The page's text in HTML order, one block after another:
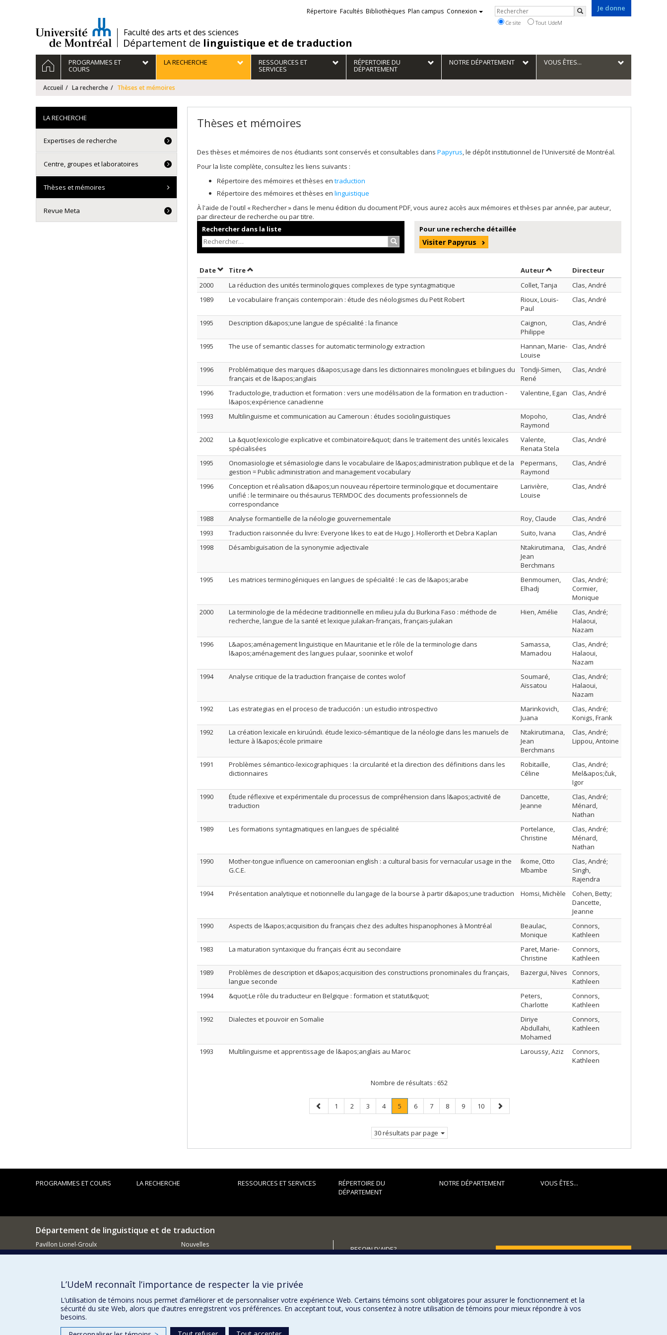
/Faculté des arts et des sciences
Département de linguistique et de traduction
Je donne
Liens
externes
Répertoire Facultés Bibliothèques Plan campus Connexion Rechercher
Rechercher
Ce site Tout UdeM
Navigation
principale
ACCUEILPROGRAMMES ET
COURS
LA RECHERCHE RESSOURCES ET
SERVICES
RÉPERTOIRE DU
DÉPARTEMENT
NOTRE DÉPARTEMENT VOUS ÊTES...
Accueil La recherche Thèses et mémoires
Thèses et mémoires
Des thèses et mémoires de nos étudiants sont conservés et consultables dans Papyrus, le dépôt institutionnel de l'Université de Montréal.
Pour la liste complète, consultez les liens suivants :
Répertoire des mémoires et thèses en traduction
Répertoire des mémoires et thèses en linguistique
À l'aide de l'outil « Rechercher » dans le menu édition du document PDF, vous aurez accès aux mémoires et thèses par année, par auteur,
par directeur de recherche ou par titre.
Rechercher dans la liste
Rechercher…
Pour une recherche détaillée
Visiter Papyrus
DateTrier par date en ordre croissant
TitreTrier par titre en ordre croissant AuteurTrier par auteur en ordre croissant
Directeur
2000
La réduction des unités terminologiques complexes de type syntagmatique Collet, Tanja
Clas, André
1989
Le vocabulaire français contemporain : étude des néologismes du Petit Robert
Rioux, Louis-
Paul
Clas, André
1995 Description d&apos;une langue de spécialité : la finance
Caignon,
Philippe
Clas, André
1995 The use of semantic classes for automatic terminology extraction
Hannan, Marie-
Louise
Clas, André
1996
Problématique des marques d&apos;usage dans les dictionnaires monolingues et bilingues du
français et de l&apos;anglais
Tondji-Simen,
René
Clas, André
1996
Traductologie, traduction et formation : vers une modélisation de la formation en traduction -
l&apos;expérience canadienne
Valentine, Egan Clas, André
1993 Multilinguisme et communication au Cameroun : études sociolinguistiques
Mopoho,
Raymond
Clas, André
2002
La &quot;lexicologie explicative et combinatoire&quot; dans le traitement des unités lexicales
spécialisées
Valente,
Renata Stela
Clas, André
1995
Onomasiologie et sémasiologie dans le vocabulaire de l&apos;administration publique et de la
gestion = Public administration and management vocabulary
Pepermans,
Raymond
Clas, André
1996
Conception et réalisation d&apos;un nouveau répertoire terminologique et documentaire
unifié : le terminaire ou thésaurus TERMDOC des documents professionnels de
correspondance
Larivière,
Louise
Clas, André
1988 Analyse formantielle de la néologie gouvernementale Roy, Claude
Clas, André
1993
Traduction raisonnée du livre: Everyone likes to eat de Hugo J. Hollerorth et Debra Kaplan Suito, Ivana
Clas, André
1998
Désambiguïsation de la synonymie adjectivale
Ntakirutimana,
Jean
Berchmans
Clas, André
1995 Les matrices terminogéniques en langues de spécialité : le cas de l&apos;arabe
Benmoumen,
Elhadj
Clas, André;
Cormier,
Monique
2000
La terminologie de la médecine traditionnelle en milieu jula du Burkina Faso : méthode de
recherche, langue de la santé et lexique julakan-français, français-julakan
Hien, Amélie
Clas, André;
Halaoui,
Nazam
1996
L&apos;aménagement linguistique en Mauritanie et le rôle de la terminologie dans
l&apos;aménagement des langues pulaar, sooninke et wolof
Samassa,
Mamadou
Clas, André;
Halaoui,
Nazam
1994
Analyse critique de la traduction française de contes wolof
Soumaré,
Aïssatou
Clas, André;
Halaoui,
Nazam
1992
Las estrategias en el proceso de traducción : un estudio introspectivo
Marinkovich,
Juana
Clas, André;
Konigs, Frank
1992
La création lexicale en kiruúndi. étude lexico-sémantique de la néologie dans les manuels de
lecture à l&apos;école primaire
Ntakirutimana,
Jean
Berchmans
Clas, André;
Lippou, Antoine
1991
Problèmes sémantico-lexicographiques : la circularité et la direction des définitions dans les
dictionnaires
Robitaille,
Céline
Clas, André;
Mel&apos;čuk,
Igor
1990
Étude réflexive et expérimentale du processus de compréhension dans l&apos;activité de
traduction
Dancette,
Jeanne
Clas, André;
Ménard,
Nathan
1989
Les formations syntagmatiques en langues de spécialité
Portelance,
Christine
Clas, André;
Ménard,
Nathan
1990
Mother-tongue influence on cameroonian english : a cultural basis for vernacular usage in the
G.C.E.
Ikome, Otto
Mbambe
Clas, André;
Singh,
Rajendra
1994
Présentation analytique et notionnelle du langage de la bourse à partir d&apos;une traduction Homsi, Michèle
Cohen, Betty;
Dancette,
Jeanne
1990
Aspects de l&apos;acquisition du français chez des adultes hispanophones à Montréal
Beaulac,
Monique
Connors,
Kathleen
1983
La maturation syntaxique du français écrit au secondaire
Paret, Marie-
Christine
Connors,
Kathleen
1989
Problèmes de description et d&apos;acquisition des constructions pronominales du français,
langue seconde
Bazergui, Nives
Connors,
Kathleen
1994
&quot;Le rôle du traducteur en Belgique : formation et statut&quot;
Peters,
Charlotte
Connors,
Kathleen
1992
Dialectes et pouvoir en Somalie
Diriye
Abdullahi,
Mohamed
Connors,
Kathleen
1993 Multilinguisme et apprentissage de l&apos;anglais au Maroc Laroussy, Aziz
Connors,
Kathleen
Nombre de résultats : 652
Page
précédente
Page
1 Page
2 Page
3 Page
4 Page
5.
Page
Page
6 Page
7 Page
8 Page
9 Page
10
Page
suivante
30 résultats par page
LA RECHERCHE
Expertises de recherche
Centre, groupes et laboratoires
Thèses et mémoires
Revue Meta
PROGRAMMES ET COURS LA RECHERCHE RESSOURCES ET SERVICES
RÉPERTOIRE DU
DÉPARTEMENT
NOTRE DÉPARTEMENT VOUS ÊTES...
Département de linguistique et de traduction
Pavillon Lionel-Groulx
3150, rue Jean-Brillant
514.343.6220
Nouvelles
BESOIN D'AIDE?
FACULTÉ DES ARTS ET DES SCIENCES
Nos programmes et cours
L’UdeM reconnaît l’importance de respecter la vie privée
L’utilisation de témoins nous permet d’améliorer et de personnaliser votre expérience Web. Certains témoins sont obligatoires pour assurer le fonctionnement et la
sécurité du site Web, alors que d’autres enregistrent vos préférences. En acceptant tout, vous consentez à notre utilisation de témoins pour mieux répondre à vos
besoins.